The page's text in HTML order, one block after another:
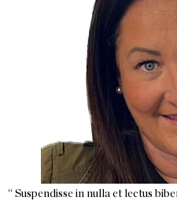
“ Suspendisse in nulla et lectus